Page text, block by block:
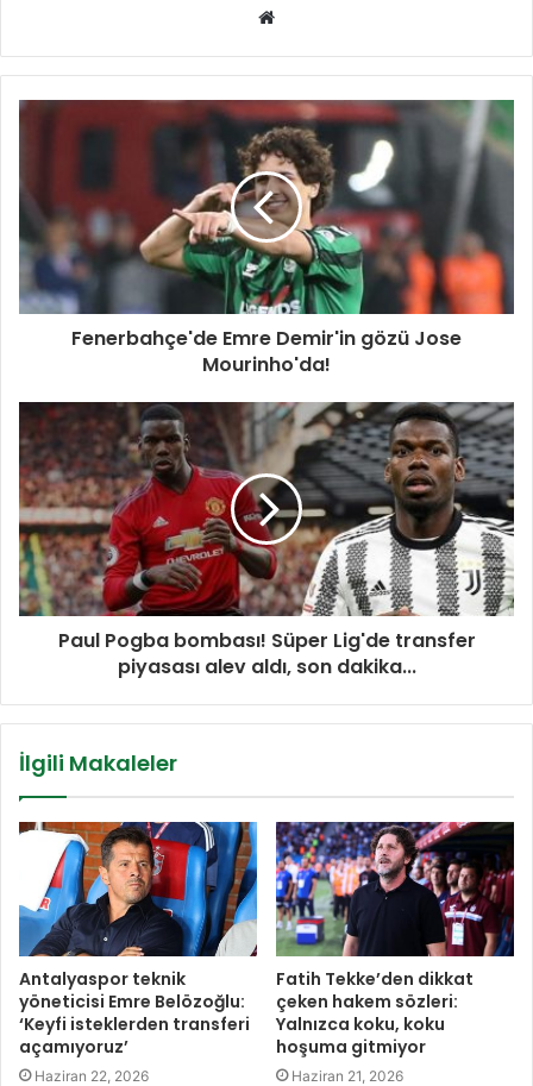
Web
Fenerbahçe'de Emre Demir'in gözü Jose
Mourinho'da!
Paul Pogba bombası! Süper Lig'de transfer
piyasası alev aldı, son dakika...
İlgili Makaleler
Antalyaspor teknik
yöneticisi Emre Belözoğlu:
‘Keyfi isteklerden transferi
açamıyoruz’
Haziran 22, 2026
Fatih Tekke’den dikkat
çeken hakem sözleri:
Yalnızca koku, koku
hoşuma gitmiyor
Haziran 21, 2026